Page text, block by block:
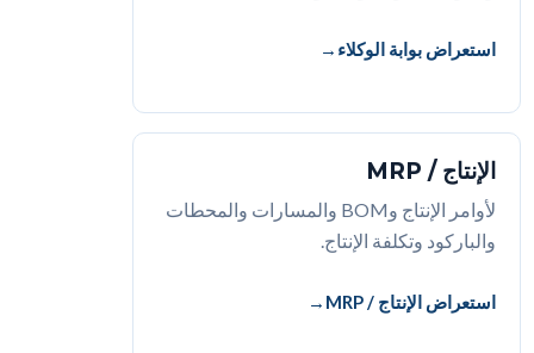
استعراض بوابة الوكلاء
الإنتاج / MRP
لأوامر الإنتاج وBOM والمسارات والمحطات
والباركود وتكلفة الإنتاج.
استعراض الإنتاج / MRP